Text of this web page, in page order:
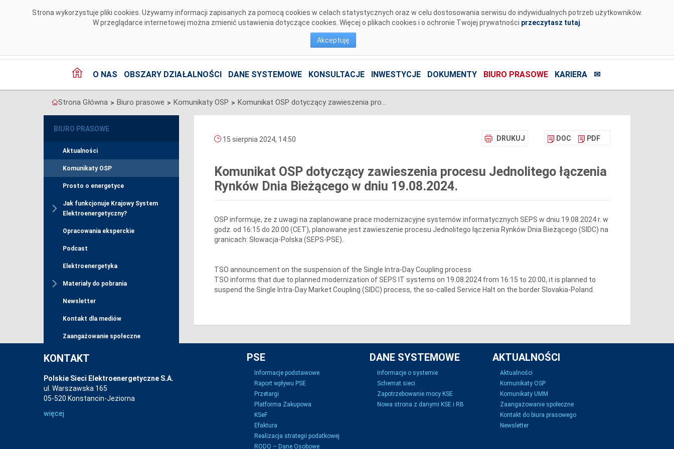
Strona wykorzystuje pliki cookies. Używamy informacji zapisanych za pomocą cookies w celach statystycznych oraz w celu dostosowania serwisu do indywidualnych potrzeb użytkowników.
W przeglądarce internetowej można zmienić ustawienia dotyczące cookies. Więcej o plikach cookies i o ochronie Twojej prywatności przeczytasz tutaj
Akceptuję
O NAS OBSZARY DZIAŁALNOŚCI DANE SYSTEMOWE KONSULTACJE INWESTYCJE DOKUMENTY BIURO PRASOWE KARIERA ✉
Strona Główna > Biuro prasowe > Komunikaty OSP > Komunikat OSP dotyczący zawieszenia procesu Jednolitego łączenia Rynków Dnia Bieżącego w dniu 19.08.2024.
BIURO PRASOWE
Aktualności
Komunikaty OSP
Prosto o energetyce
Jak funkcjonuje Krajowy System
Elektroenergetyczny?
Opracowania eksperckie
Podcast
Elektroenergetyka
Materiały do pobrania
Newsletter
Kontakt dla mediów
Zaangażowanie społeczne
z informacjami od PSE?
Zapisz się do newslettera lub
DRUKUJ DOC PDF
15 sierpnia 2024, 14:50
Komunikat OSP dotyczący zawieszenia procesu Jednolitego łączenia
Rynków Dnia Bieżącego w dniu 19.08.2024.
OSP informuje, że z uwagi na zaplanowane prace modernizacyjne systemów informatycznych SEPS w dniu 19.08.2024 r. w
godz. od 16:15 do 20:00 (CET), planowane jest zawieszenie procesu Jednolitego łączenia Rynków Dnia Bieżącego (SIDC) na
granicach: Słowacja-Polska (SEPS-PSE).
TSO announcement on the suspension of the Single Intra-Day Coupling process
TSO informs that due to planned modernization of SEPS IT systems on 19.08.2024 from 16:15 to 20:00, it is planned to
suspend the Single Intra-Day Market Coupling (SIDC) process, the so-called Service Halt on the border Slovakia-Poland.
KONTAKT
Polskie Sieci Elektroenergetyczne S.A.
ul. Warszawska 165
05-520 Konstancin-Jeziorna
więcej
PSE
Informacje podstawowe
Raport wpływu PSE
Przetargi
Platforma Zakupowa
KSeF
Efaktura
Realizacja strategii podatkowej
RODO – Dane Osobowe
DANE SYSTEMOWE
Informacje o systemie
Schemat sieci
Zapotrzebowanie mocy KSE
Nowa strona z danymi KSE i RB
AKTUALNOŚCI
Aktualności
Komunikaty OSP
Komunikaty UMM
Zaangażowanie społeczne
Kontakt do biura prasowego
Newsletter